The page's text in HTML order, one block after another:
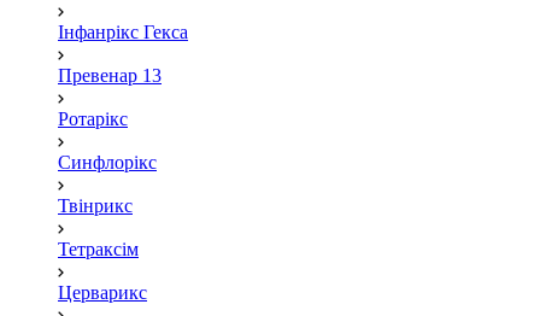
Інфанрікс Гекса
Превенар 13
Ротарікс
Синфлорікс
Твінрикс
Тетраксім
Церварикс